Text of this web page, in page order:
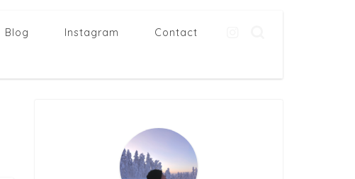
Blog Instagram Contact